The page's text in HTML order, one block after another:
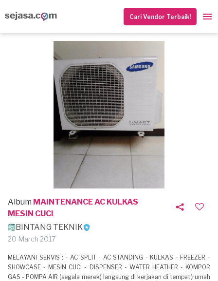
Cari Vendor Terbaik!
Album MAINTENANCE AC KULKAS
MESIN CUCI
BINTANG TEKNIK
20 March 2017
MELAYANI SERVIS : - AC SPLIT - AC STANDING - KULKAS - FREEZER -
SHOWCASE - MESIN CUCI - DISPENSER - WATER HEATHER - KOMPOR
GAS - POMPA AIR (segala merek) langsung di kerjakan di tempat(rumah